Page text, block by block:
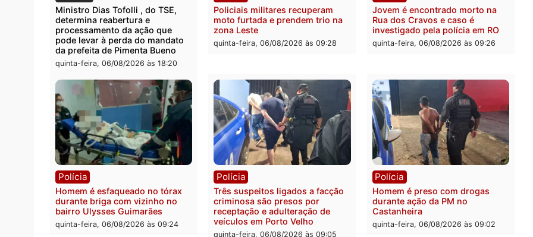
Homem é encontrado morto em
residência no bairro Colina Park
em RO
sexta-feira, 07/08/2026 às 09:30
Polícia Militar apreende
explosivos e embarcação
durante patrulhamento fluvial no
Rio Madeira em Porto Velho
Tragédia na BR-364:
entre caminhão e carro
quatro mortos em Porto
quinta-feira, 06/08/2026 às
Política
Ministro Dias Tofolli , do TSE,
determina reabertura e
processamento da ação que
pode levar à perda do mandato
Polícia
Policiais militares recuperam
moto furtada e prendem trio na
zona Leste
quinta-feira, 06/08/2026 às 09:28
Jovem é encontrado
Rua dos Cravos e caso é
investigado pela polícia
quinta-feira, 06/08/2026 às